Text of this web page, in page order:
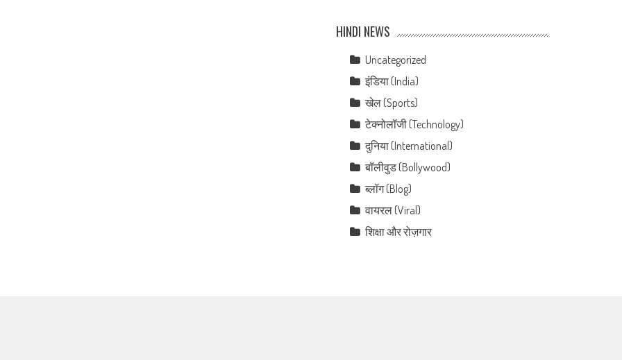
HINDI NEWS
Uncategorized
इंडिया (India)
खेल (Sports)
टेक्नोलॉजी (Technology)
दुनिया (International)
बॉलीवुड (Bollywood)
ब्लॉग (Blog)
वायरल (Viral)
शिक्षा और रोज़गार